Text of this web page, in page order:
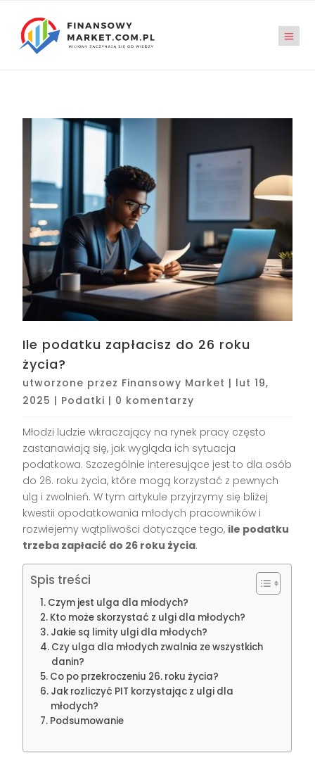
Ile podatku zapłacisz do 26 roku
życia?
utworzone przez Finansowy Market | lut 19,
2025 | Podatki | 0 komentarzy
Młodzi ludzie wkraczający na rynek pracy często
zastanawiają się, jak wygląda ich sytuacja
podatkowa. Szczególnie interesujące jest to dla osób
do 26. roku życia, które mogą korzystać z pewnych
ulg i zwolnień. W tym artykule przyjrzymy się bliżej
kwestii opodatkowania młodych pracowników i
rozwiejemy wątpliwości dotyczące tego, ile podatku
trzeba zapłacić do 26 roku życia.
Spis treści
Czym jest ulga dla młodych?
Kto może skorzystać z ulgi dla młodych?
Jakie są limity ulgi dla młodych?
Czy ulga dla młodych zwalnia ze wszystkich
danin?
Co po przekroczeniu 26. roku życia?
Jak rozliczyć PIT korzystając z ulgi dla
młodych?
Podsumowanie